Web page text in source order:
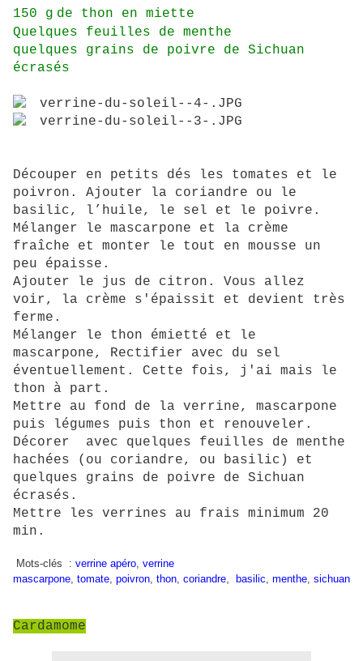
150 g de thon en miette
Quelques feuilles de menthe
quelques grains de poivre de Sichuan
écrasés
Découper en petits dés les tomates et le
poivron. Ajouter la coriandre ou le
basilic, l’huile, le sel et le poivre.
Mélanger le mascarpone et la crème
fraîche et monter le tout en mousse un
peu épaisse.
Ajouter le jus de citron. Vous allez
voir, la crème s'épaissit et devient très
ferme.
Mélanger le thon émietté et le
mascarpone, Rectifier avec du sel
éventuellement. Cette fois, j'ai mais le
thon à part.
Mettre au fond de la verrine, mascarpone
puis légumes puis thon et renouveler.
Décorer avec quelques feuilles de menthe
hachées (ou coriandre, ou basilic) et
quelques grains de poivre de Sichuan
écrasés.
Mettre les verrines au frais minimum 20
min.
Mots-clés : verrine apéro, verrine
mascarpone, tomate, poivron, thon, coriandre basilic, menthe, sichuan
Cardamome